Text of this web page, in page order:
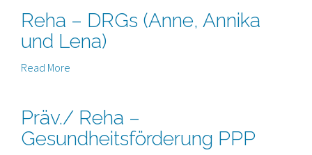
Reha – DRGs (Anne, Annika
und Lena)
Read More
Präv./ Reha –
Gesundheitsförderung PPP